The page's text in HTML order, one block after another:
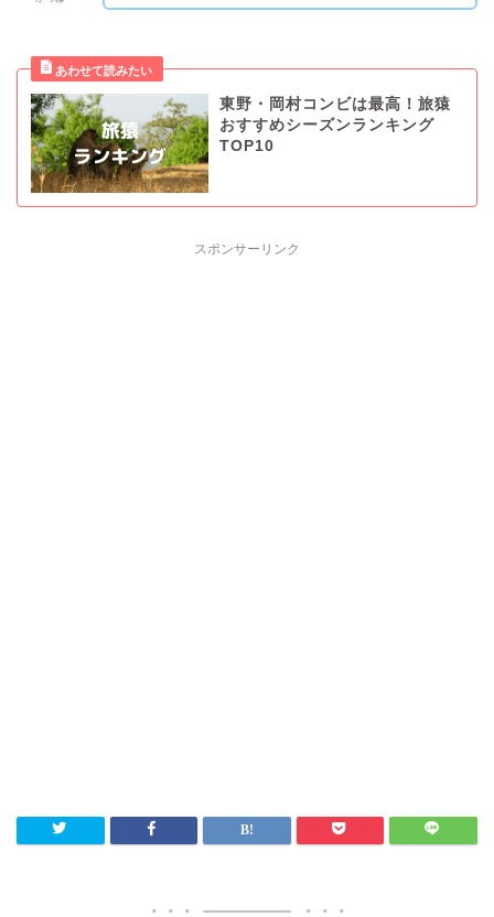
東野・岡村コンビは最高！旅猿
おすすめシーズンランキング
TOP10
スポンサーリンク